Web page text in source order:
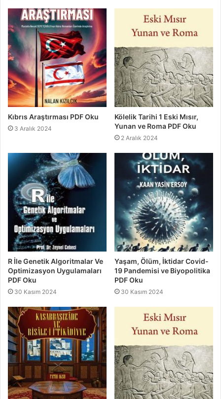
Kıbrıs Araştırması PDF Oku
3 Aralık 2024
Kölelik Tarihi 1 Eski Mısır,
Yunan ve Roma PDF Oku
2 Aralık 2024
R İle Genetik Algoritmalar Ve
Optimizasyon Uygulamaları
PDF Oku
30 Kasım 2024
Yaşam, Ölüm, İktidar Covid-
19 Pandemisi ve Biyopolitika
PDF Oku
30 Kasım 2024